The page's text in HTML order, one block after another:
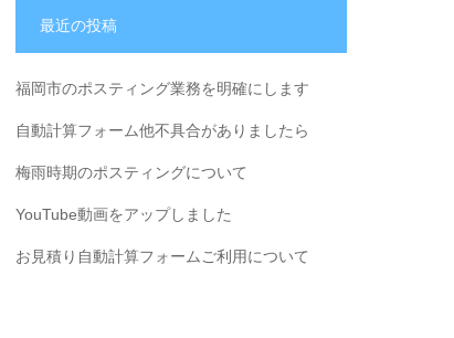
最近の投稿
福岡市のポスティング業務を明確にします
自動計算フォーム他不具合がありましたら
梅雨時期のポスティングについて
YouTube動画をアップしました
お見積り自動計算フォームご利用について